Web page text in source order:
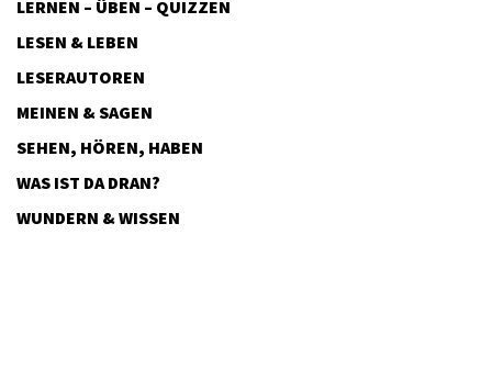
LERNEN – ÜBEN – QUIZZEN
LESEN & LEBEN
LESERAUTOREN
MEINEN & SAGEN
SEHEN, HÖREN, HABEN
WAS IST DA DRAN?
WUNDERN & WISSEN